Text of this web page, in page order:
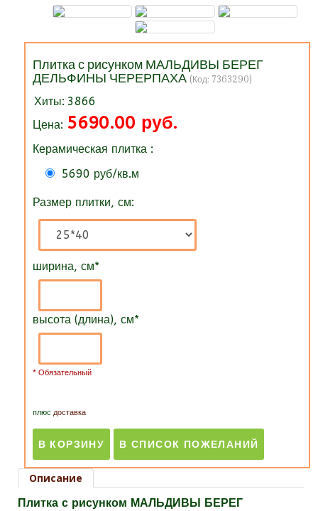
Плитка с рисунком МАЛЬДИВЫ БЕРЕГ
ДЕЛЬФИНЫ ЧЕРЕРПАХА(Код: 7363290)
Хиты: 3866
Цена: 5690.00 руб.
Керамическая плитка :
5690 руб/кв.м
Размер плитки, см:
ширина, см*
высота (длина), см*
* Обязательный
плюс доставка
Описание
Плитка с рисунком МАЛЬДИВЫ БЕРЕГ